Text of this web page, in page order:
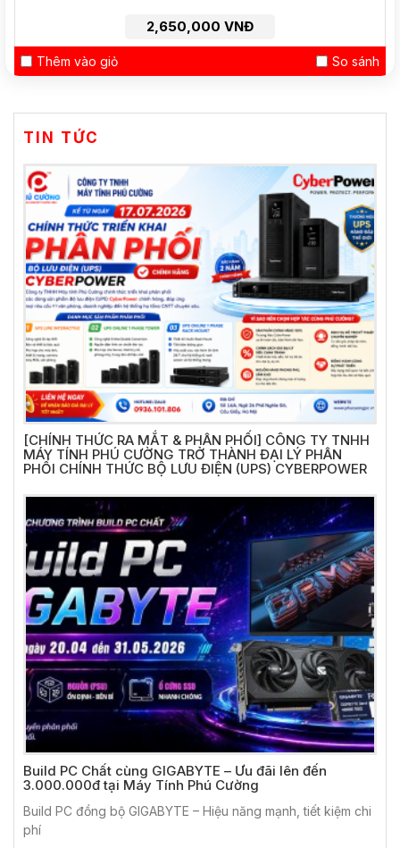
2,650,000 VNĐ
Thêm vào giỏ So sánh
TIN TỨC
[CHÍNH THỨC RA MẮT & PHÂN PHỐI] CÔNG TY TNHH
MÁY TÍNH PHÚ CƯỜNG TRỞ THÀNH ĐẠI LÝ PHÂN
PHỐI CHÍNH THỨC BỘ LƯU ĐIỆN (UPS) CYBERPOWER
Build PC Chất cùng GIGABYTE – Ưu đãi lên đến
3.000.000đ tại Máy Tính Phú Cường
Build PC đồng bộ GIGABYTE – Hiệu năng mạnh, tiết kiệm chi
phí